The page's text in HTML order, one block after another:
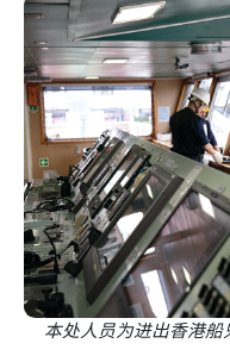
本处人员为进出香港船